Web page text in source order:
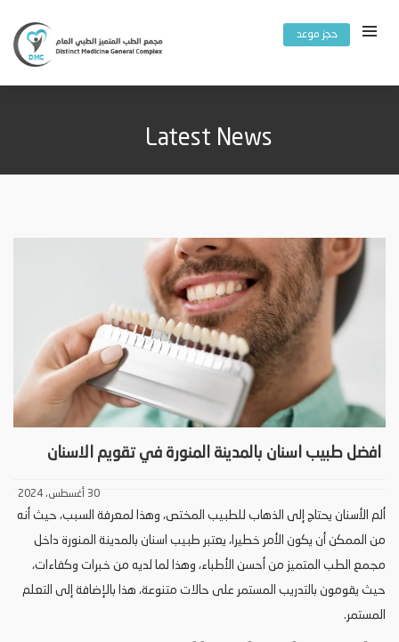
حجز موعد
Latest News
افضل طبيب اسنان بالمدينة المنورة في تقويم الاسنان
30 أغسطس، 2024
ألم الأسنان يحتاج إلى الذهاب للطبيب المختص، وهذا لمعرفة السبب، حيث أنه
من الممكن أن يكون الأمر خطيرا، يعتبر طبيب اسنان بالمدينة المنورة داخل
مجمع الطب المتميز من أحسن الأطباء، وهذا لما لديه من خبرات وكفاءات،
حيث يقومون بالتدريب المستمر على حالات متنوعة، هذا بالإضافة إلى التعلم
المستمر.